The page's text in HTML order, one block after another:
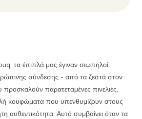
τα έπιπλά μας έγιναν σιωπηλοί
σύνδεσης - από τα ζεστά στον
παρατεταμένες πινελιές,
κουφώματα που υπενθυμίζουν στους
αυθεντικότητα. Αυτό συμβαίνει όταν τα